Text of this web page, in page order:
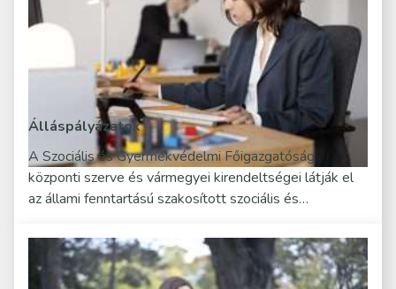
Álláspályázatok
A Szociális és Gyermekvédelmi Főigazgatóság
központi szerve és vármegyei kirendeltségei látják el
az állami fenntartású szakosított szociális és…